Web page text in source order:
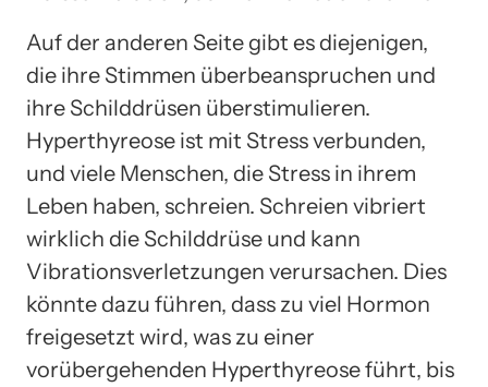
Auf der anderen Seite gibt es diejenigen,
die ihre Stimmen überbeanspruchen und
ihre Schilddrüsen überstimulieren.
Hyperthyreose ist mit Stress verbunden,
und viele Menschen, die Stress in ihrem
Leben haben, schreien. Schreien vibriert
wirklich die Schilddrüse und kann
Vibrationsverletzungen verursachen. Dies
könnte dazu führen, dass zu viel Hormon
freigesetzt wird, was zu einer
vorübergehenden Hyperthyreose führt, bis